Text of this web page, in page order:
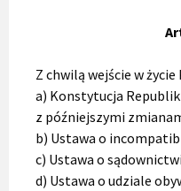
Z chwilą wejście w
a) Konstytucja
z późniejszymi
b) Ustawa o
c) Ustawa o
d) Ustawa o udziale